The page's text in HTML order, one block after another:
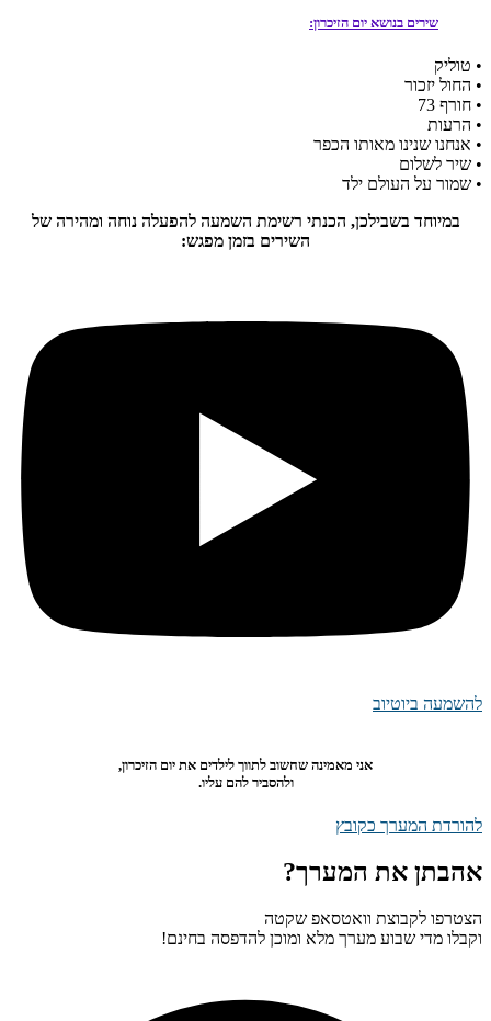
שירים בנושא יום הזיכרון:
• טוליק
• החול יזכור
• חורף 73
• הרעות
• אנחנו שנינו מאותו הכפר
• שיר לשלום
• שמור על העולם ילד
במיוחד בשבילכן, הכנתי רשימת השמעה להפעלה נוחה ומהירה של
השירים בזמן מפגש:
להשמעה ביוטיוב
אני מאמינה שחשוב לתווך לילדים את יום הזיכרון,
ולהסביר להם עליו.
להורדת המערך כקובץ
אהבתן את המערך?
הצטרפו לקבוצת וואטסאפ שקטה
וקבלו מדי שבוע מערך מלא ומוכן להדפסה בחינם!